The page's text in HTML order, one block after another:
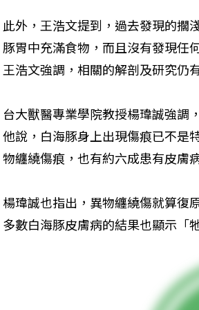
此外，王浩文提到，過去發現的擱
豚胃中充滿食物，而且沒有發現任
王浩文強調，相關的解剖及研究仍
台大獸醫專業學院教授楊瑋誠強調
他說，白海豚身上出現傷痕已不
物纏繞傷痕，也有約六成患有皮膚
楊瑋誠也指出，異物纏繞傷就算復
多數白海豚皮膚病的結果也顯示「